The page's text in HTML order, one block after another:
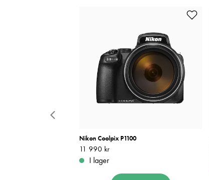
Nikon Coolpix P1100
Pris :11 990 kr
11 990 kr
I lager